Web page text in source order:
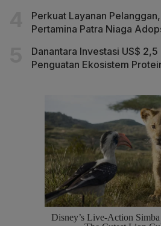
Perkuat Layanan
Pertamina Patra Niaga
Danantara Investasi US$
Penguatan Ekosistem